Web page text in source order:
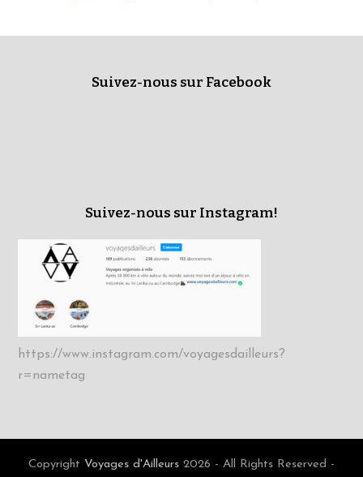
Suivez-nous sur Facebook
Suivez-nous sur Instagram!
https://www.instagram.com/voyagesdailleurs?
r=nametag
Copyright Voyages d'Ailleurs 2026 - All Rights Reserved -